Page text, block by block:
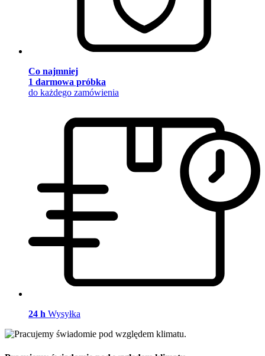
Co najmniej
1 darmowa próbka
do każdego zamówienia
24 h Wysyłka